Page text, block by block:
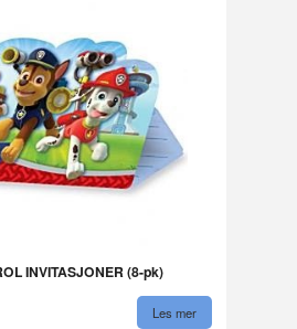
INVITASJONER (8-pk)
Les mer